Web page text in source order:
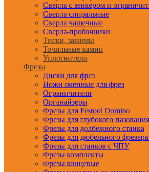
Сверла с зенкером и
Сверла спиральные
Сверла чашечные
Сверла-пробочники
Тиски, зажимы
Точильные камни
Уплотнители
Фрезы
Диски для фрез
Ножи сменные для фрез
Ограничители
Органайзеры
Фрезы для Festool Domino
Фрезы для глубокого пазования
Фрезы для долбежного станка
Фрезы для дюбельного
Фрезы для станков с ЧПУ
Фрезы комплекты
Фрезы концевые